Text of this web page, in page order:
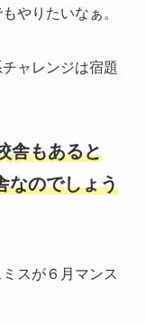
やりたいなぁ。
ャレンジは宿題
舎もあると
なのでしょう
スが６月マンス